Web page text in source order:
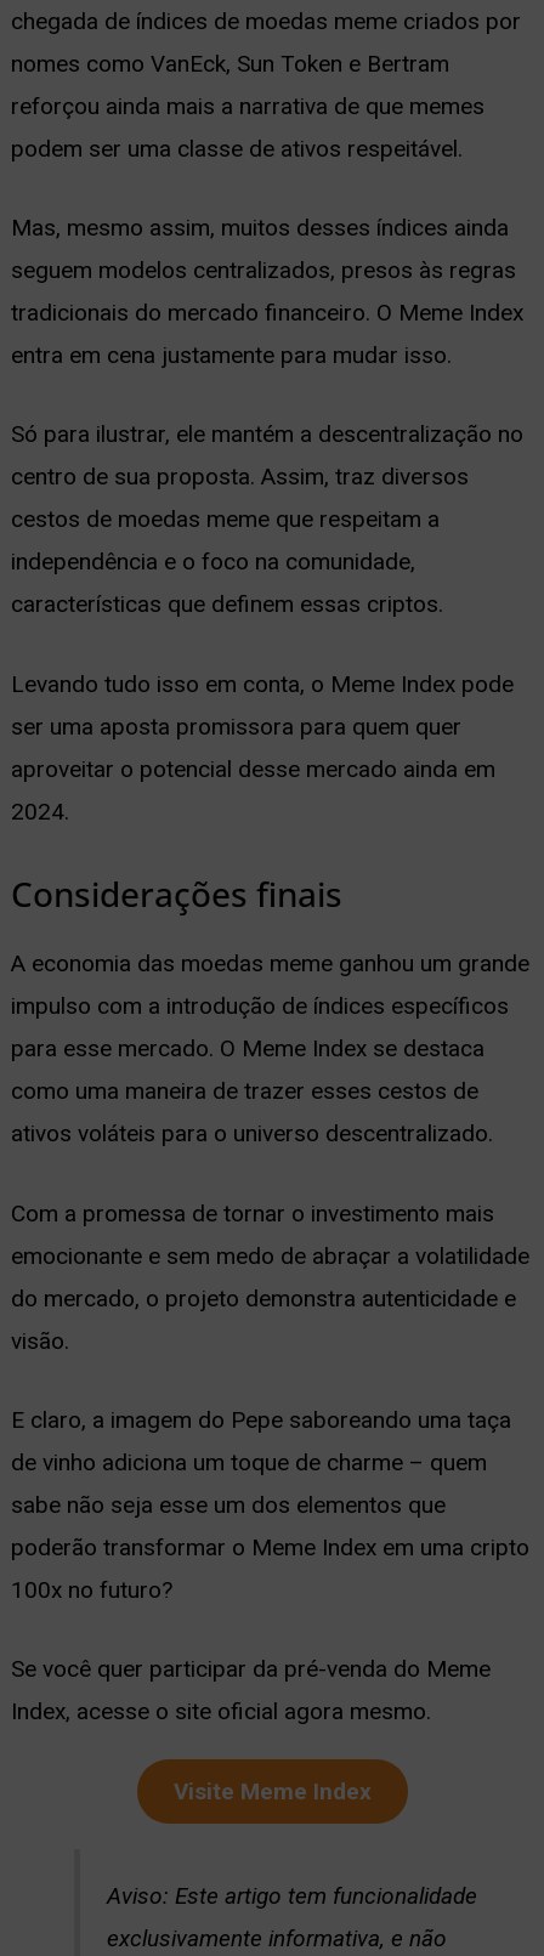
chegada de índices de moedas meme criados por
nomes como VanEck, Sun Token e Bertram
reforçou ainda mais a narrativa de que memes
podem ser uma classe de ativos respeitável.
Mas, mesmo assim, muitos desses índices ainda
seguem modelos centralizados, presos às regras
tradicionais do mercado financeiro. O Meme Index
entra em cena justamente para mudar isso.
Só para ilustrar, ele mantém a descentralização no
centro de sua proposta. Assim, traz diversos
cestos de moedas meme que respeitam a
independência e o foco na comunidade,
características que definem essas criptos.
Levando tudo isso em conta, o Meme Index pode
ser uma aposta promissora para quem quer
aproveitar o potencial desse mercado ainda em
2024.
Considerações finais
A economia das moedas meme ganhou um grande
impulso com a introdução de índices específicos
para esse mercado. O Meme Index se destaca
como uma maneira de trazer esses cestos de
ativos voláteis para o universo descentralizado.
Com a promessa de tornar o investimento mais
emocionante e sem medo de abraçar a volatilidade
do mercado, o projeto demonstra autenticidade e
visão.
E claro, a imagem do Pepe saboreando uma taça
de vinho adiciona um toque de charme – quem
sabe não seja esse um dos elementos que
poderão transformar o Meme Index em uma cripto
100x no futuro?
Se você quer participar da pré-venda do Meme
Index, acesse o site oficial agora mesmo.
Visite Meme Index
Aviso: Este artigo tem funcionalidade
exclusivamente informativa, e não